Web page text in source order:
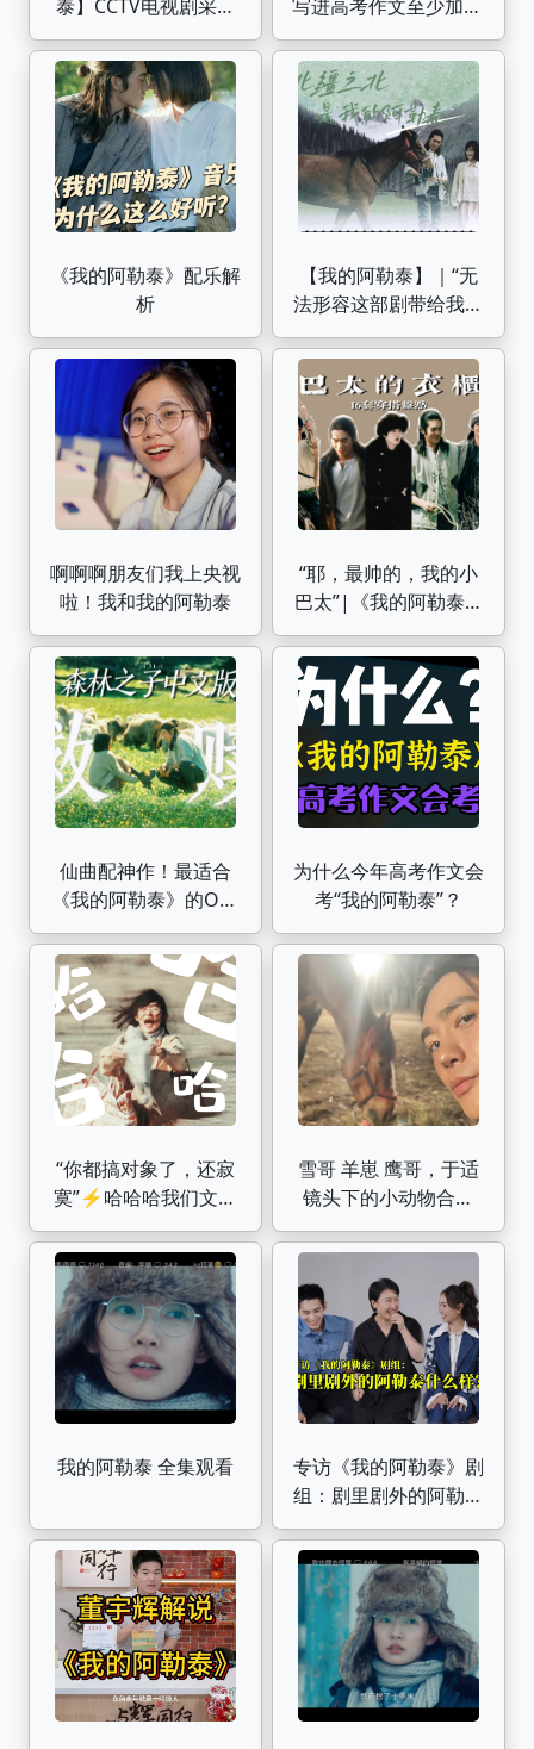
泰】CCTV电视剧采访
完整版
写进高考作文至少加10
分【作文纸条】
《我的阿勒泰》配乐解
析
【我的阿勒泰】｜“无
法形容这部剧带给我灵
魂的冲击力有多么震
撼！”
啊啊啊朋友们我上央视
啦！我和我的阿勒泰
“耶，最帅的，我的小
巴太”|《我的阿勒泰》
巴太的16套造型盘点
仙曲配神作！最适合
《我的阿勒泰》的OST
出现了！中文版森林之
子打开年度爆款剧
【YooA】
为什么今年高考作文会
考“我的阿勒泰”？
“你都搞对象了，还寂
寞”⚡️哈哈哈我们文秀
谈个恋爱真的很不容
易!!!这部简直全员喜剧
人《我的阿勒泰》欢乐
向
雪哥 羊崽 鹰哥，于适
镜头下的小动物合集
【于室存档】240605
我的阿勒泰巴太
我的阿勒泰 全集观看
专访《我的阿勒泰》剧
组：剧里剧外的阿勒泰
什么样？